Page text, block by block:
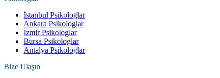
İstanbul Psikologlar
Ankara Psikologlar
İzmir Psikologlar
Bursa Psikologlar
Antalya Psikologlar
Bize Ulaşın